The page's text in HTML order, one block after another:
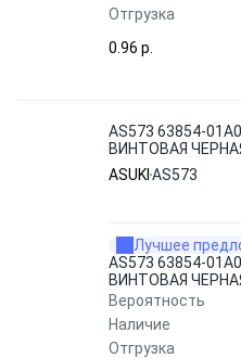
Отгрузка
0.96 p.
AS573 63854-
ВИНТОВАЯ ЧЕРНАЯ
ASUKI AS573
Лучшее
AS573 63854-
ВИНТОВАЯ
Вероятность
Наличие
Отгрузка